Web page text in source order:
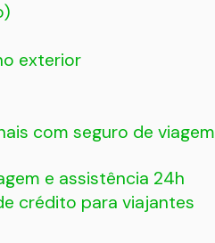
exterior
com seguro de viagem
e assistência 24h
crédito para viajantes